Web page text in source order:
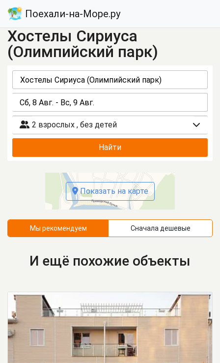
Поехали-на-Море.ру
Хостелы Сириуса
(Олимпийский парк)
2 взрослых , без детей
Найти
Показать на карте
Мы рекомендуем Сначала дешевые
И ещё похожие объекты